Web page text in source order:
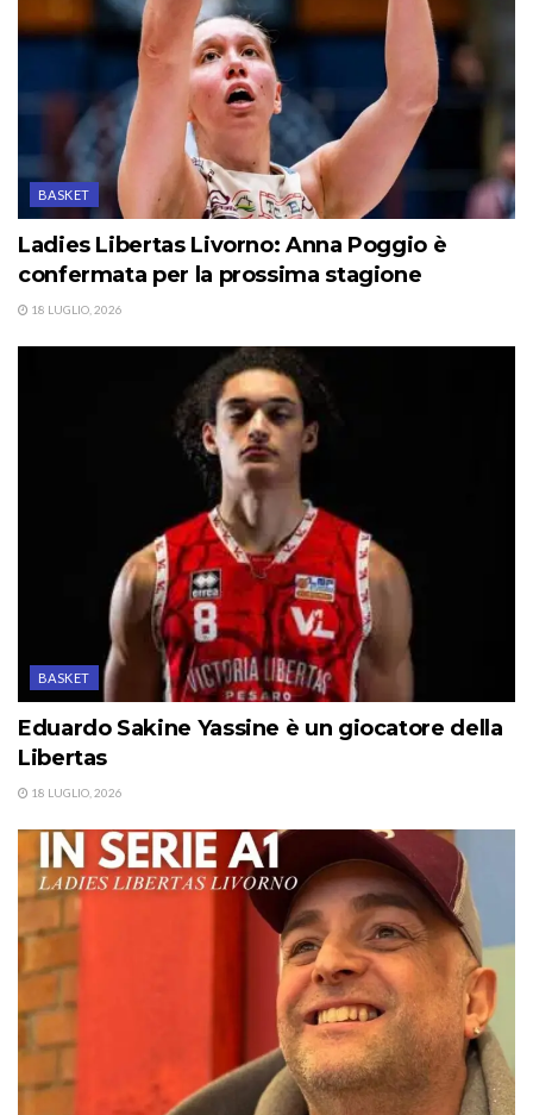
BASKET
Ladies Libertas Livorno: Anna Poggio è
confermata per la prossima stagione
18 LUGLIO, 2026
BASKET
Eduardo Sakine Yassine è un giocatore della
Libertas
18 LUGLIO, 2026